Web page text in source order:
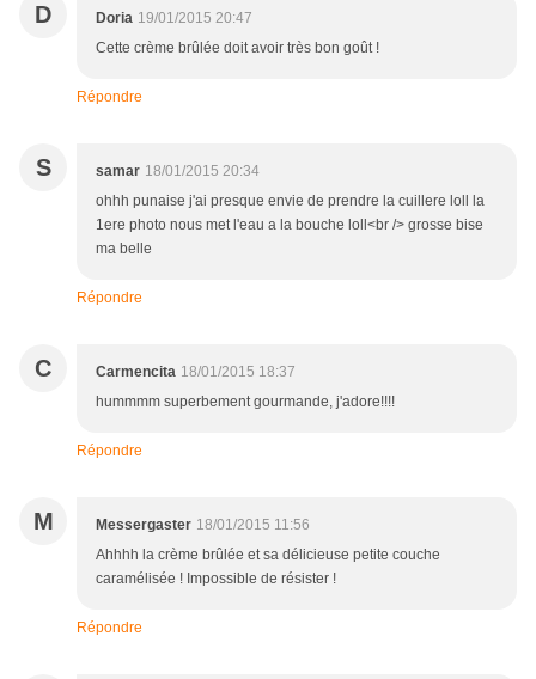
D Doria 19/01/2015 20:47
Cette crème brûlée doit avoir très bon goût !
Répondre
S samar 18/01/2015 20:34
ohhh punaise j'ai presque envie de prendre la cuillere loll la
1ere photo nous met l'eau a la bouche loll<br /> grosse bise
ma belle
Répondre
C Carmencita 18/01/2015 18:37
hummmm superbement gourmande, j'adore!!!!
Répondre
M Messergaster 18/01/2015 11:56
Ahhhh la crème brûlée et sa délicieuse petite couche
caramélisée ! Impossible de résister !
Répondre